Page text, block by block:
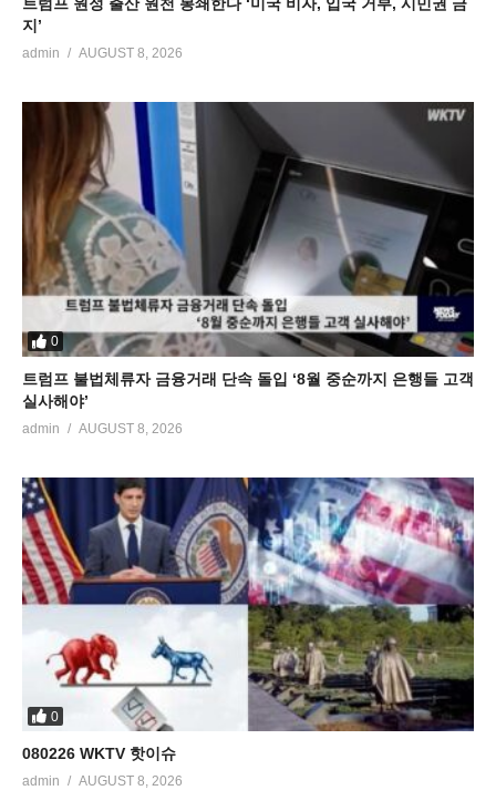
지’
admin AUGUST 8, 2026
0
트럼프 불법체류자 금융거래 단속 돌입 ‘8월 중순까지 은행들 고객
실사해야’
admin AUGUST 8, 2026
0
080226 WKTV 핫이슈
admin AUGUST 8, 2026